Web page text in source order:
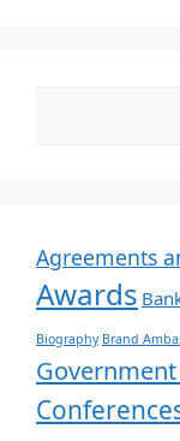
Agreements
Awards
Biography Brand